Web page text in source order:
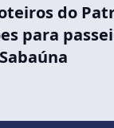
do
para